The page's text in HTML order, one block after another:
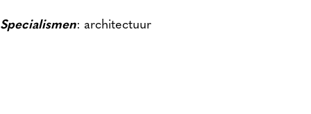
Specialismen: architectuur